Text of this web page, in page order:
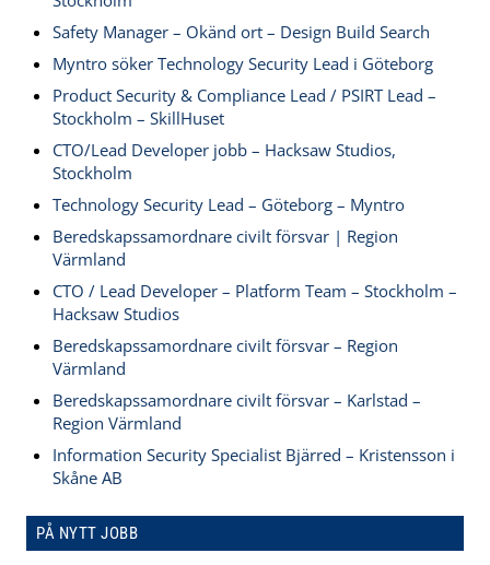
Safety Manager – Okänd ort – Design Build Search
Myntro söker Technology Security Lead i Göteborg
Product Security & Compliance Lead / PSIRT Lead –
Stockholm – SkillHuset
CTO/Lead Developer jobb – Hacksaw Studios,
Stockholm
Technology Security Lead – Göteborg – Myntro
Beredskapssamordnare civilt försvar | Region
Värmland
CTO / Lead Developer – Platform Team – Stockholm –
Hacksaw Studios
Beredskapssamordnare civilt försvar – Region
Värmland
Beredskapssamordnare civilt försvar – Karlstad –
Region Värmland
Information Security Specialist Bjärred – Kristensson i
Skåne AB
PÅ NYTT JOBB